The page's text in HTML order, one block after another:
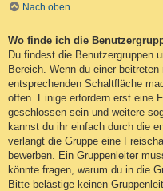
Nach oben
Wo finde ich die
Du findest die Benutzergruppen
Bereich. Wenn du einer
entsprechenden Schaltfläche
offen. Einige erfordern erst eine
geschlossen sein und weitere
kannst du ihr einfach durch die
verlangt die Gruppe eine
bewerben. Ein Gruppenleiter
könnte fragen, warum du in die
Bitte belästige keinen